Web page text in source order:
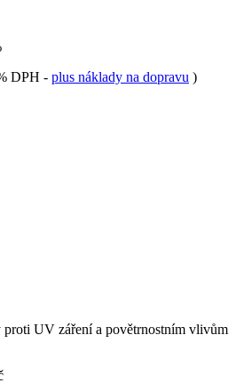
DPH - plus náklady na dopravu )
UV záření a povětrnostním vlivům